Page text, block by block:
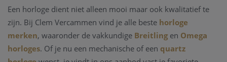
Een horloge dient niet alleen mooi maar ook kwalitatief te
zijn. Bij Clem Vercammen vind je alle beste horloge
merken, waaronder de vakkundige Breitling en Omega
horloges. Of je nu een mechanische of een quartz